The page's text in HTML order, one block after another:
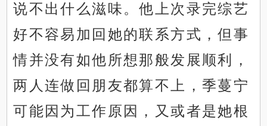
说不出什么滋味。他上次录完综艺
好不容易加回她的联系方式，但事
情并没有如他所想那般发展顺利，
两人连做回朋友都算不上，季蔓宁
可能因为工作原因，又或者是她根